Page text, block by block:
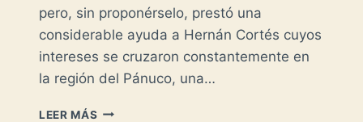
pero, sin proponérselo, prestó una
considerable ayuda a Hernán Cortés cuyos
intereses se cruzaron constantemente en
la región del Pánuco, una…
LEER MÁS FRANCISCO